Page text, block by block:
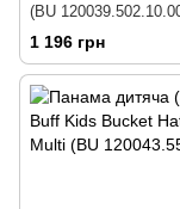
(BU
1 196 грн